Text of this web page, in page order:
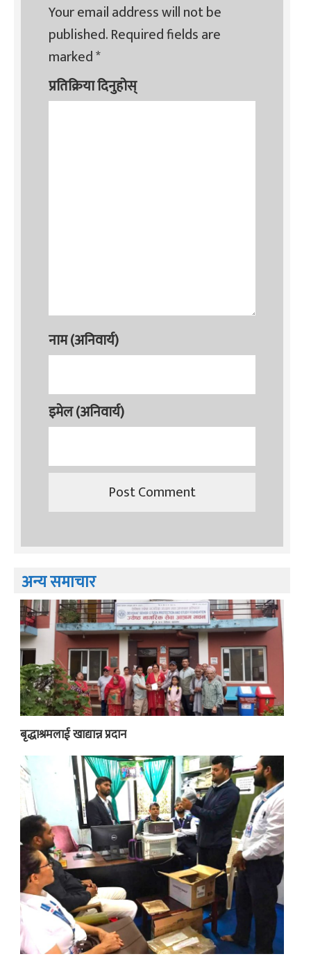
Your email address will not be
published.Required fields are
marked*
प्रतिक्रिया दिनुहोस्
नाम (अनिवार्य)
इमेल (अनिवार्य)
अन्य समाचार
बृद्धाश्रमलाई खाद्यान्न प्रदान